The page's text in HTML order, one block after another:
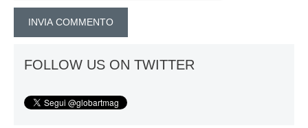
FOLLOW US ON TWITTER